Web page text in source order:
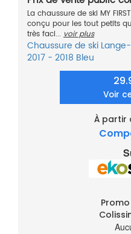
La chaussure de ski MY
conçu pour les tout petits
très faci... voir plus
Chaussure de ski
2017 - 2018 Bleu
Voir
À partir
Promo